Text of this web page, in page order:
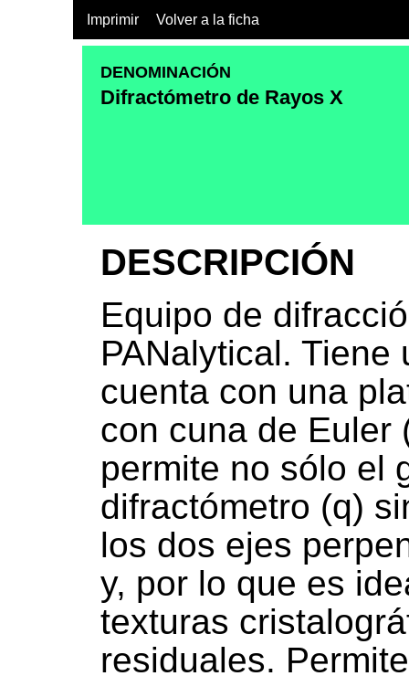
Imprimir Volver a la ficha
DENOMINACIÓN
Difractómetro de Rayos X
DESCRIPCIÓN
Equipo de
PANalytical. Tiene
cuenta con una
con cuna de Euler
permite no sólo el
difractómetro (q)
los dos ejes
y, por lo que es
texturas
residuales.